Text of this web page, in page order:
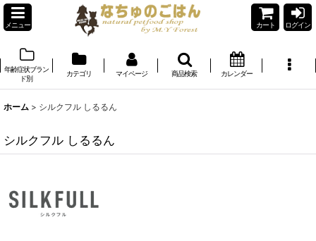
メニュー カート ログイン
年齢症状ブラン
ド別
カテゴリ マイページ 商品検索 カレンダー
ホーム > シルクフル しるるん
シルクフル しるるん